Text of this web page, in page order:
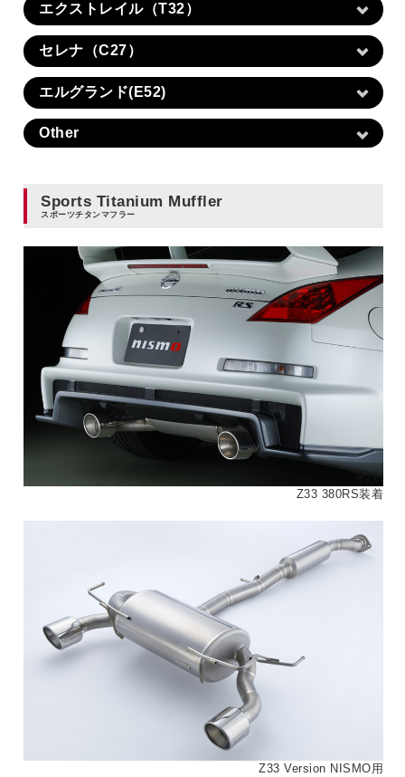
エクストレイル（T32）
セレナ（C27）
エルグランド(E52)
Other
Sports Titanium Muffler
スポーツチタンマフラー
Z33 380RS装着
Z33 Version NISMO用